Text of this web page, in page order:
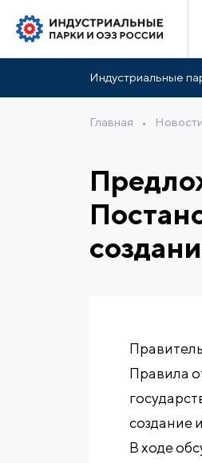
Индустриальные
Главная • Новости
Правила
создание
В ходе